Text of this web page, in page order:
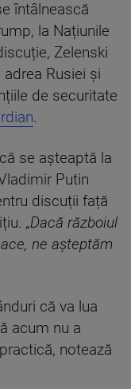
întâlnească
la Națiunile
Zelenski
Rusiei și
de securitate
.
se așteaptă la
Putin
discuții față
„Dacă războiul
ne așteptăm
că va lua
acum nu a
notează